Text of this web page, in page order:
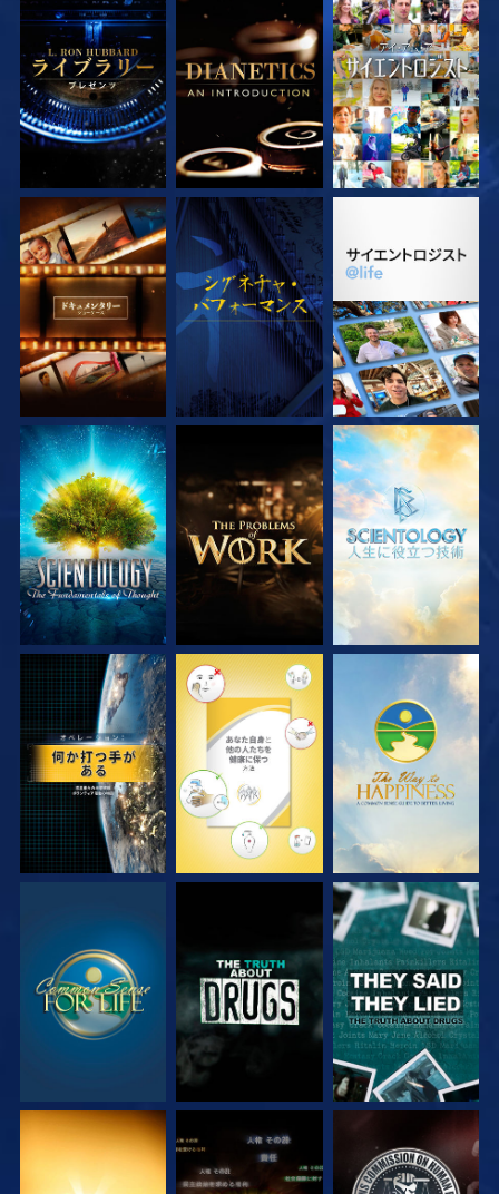
シリーズを探求 シリーズを探求 観る
シリーズを探求 観る シリーズを探求
シリーズを探求 シリーズを探求 シリーズを探求
観る 観る 観る
観る 観る 観る
観る 観る 観る